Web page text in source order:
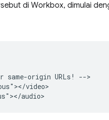
di Workbox, dimulai
origin URLs! -->
video>